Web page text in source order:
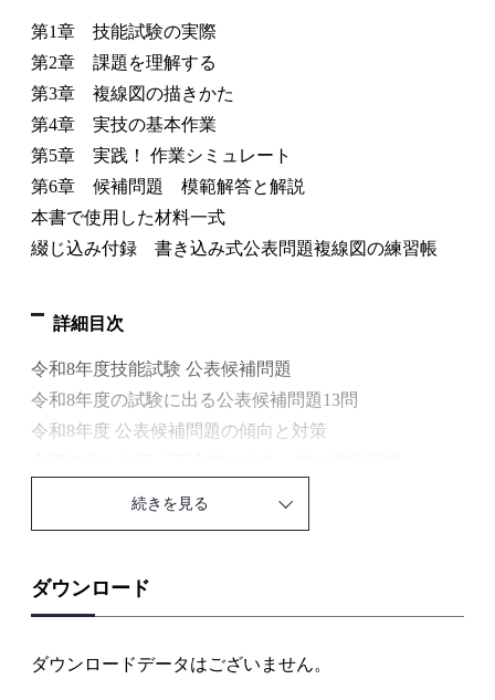
第1章 技能試験の実際
第2章 課題を理解する
第3章 複線図の描きかた
第4章 実技の基本作業
第5章 実践！ 作業シミュレート
第6章 候補問題 模範解答と解説
本書で使用した材料一式
綴じ込み付録 書き込み式公表問題複線図の練習帳
詳細目次
令和8年度技能試験 公表候補問題
令和8年度の試験に出る公表候補問題13問
令和8年度 公表候補問題の傾向と対策
2 技能試験の準備と本番への心がまえ
3 技能試験の実際の流れ
5 指定工具とあると便利な工具
続きを見る
ダウンロード
ダウンロードデータはございません。